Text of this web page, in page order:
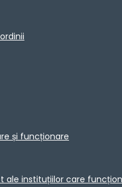
și funcționare
ale instituțiilor care